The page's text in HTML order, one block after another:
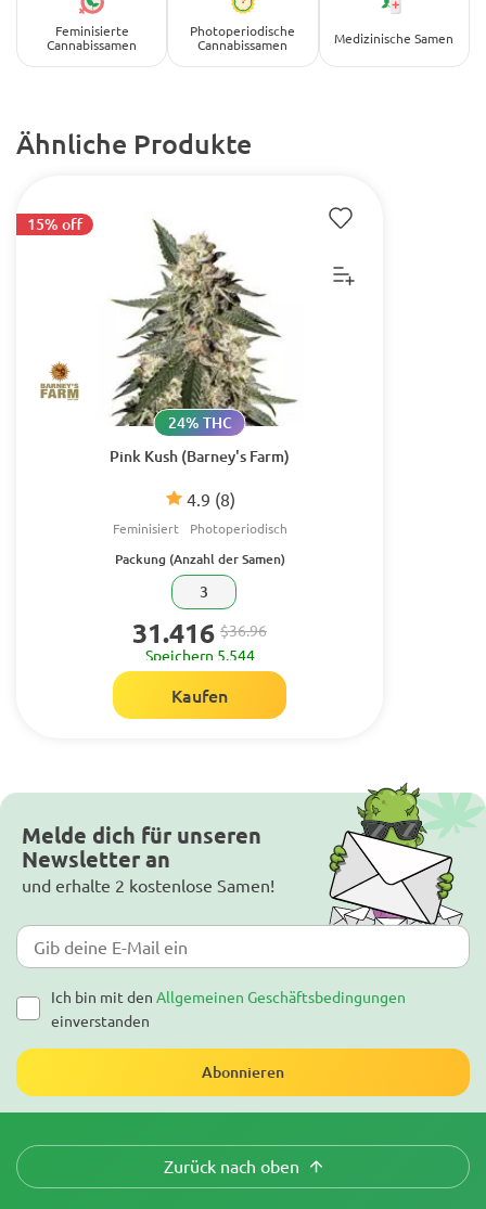
Feminisierte
Cannabissamen
Photoperiodische
Cannabissamen
Medizinische Samen
Ähnliche Produkte
Pink Kush (Barney's Farm)
4.9 (8)
24% THC
Feminisiert Photoperiodisch
15% off
Packung (Anzahl der Samen)
3
31.416 $36.96
Speichern 5.544
Kaufen
Melde dich für unseren
Newsletter an
und erhalte 2 kostenlose Samen!
Ich bin mit den Allgemeinen Geschäftsbedingungen
einverstanden
Abonnieren
Zurück nach oben